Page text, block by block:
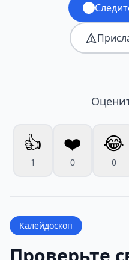
👍
1
❤️
0
😂
0
Калейдоскоп